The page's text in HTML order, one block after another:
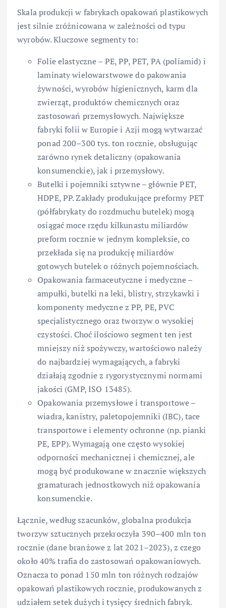
Skala produkcji w fabrykach opakowań plastikowych
jest silnie zróżnicowana w zależności od typu
wyrobów. Kluczowe segmenty to:
Folie elastyczne – PE, PP, PET, PA (poliamid) i
laminaty wielowarstwowe do pakowania
żywności, wyrobów higienicznych, karm dla
zwierząt, produktów chemicznych oraz
zastosowań przemysłowych. Największe
fabryki folii w Europie i Azji mogą wytwarzać
ponad 200–300 tys. ton rocznie, obsługując
zarówno rynek detaliczny (opakowania
konsumenckie), jak i przemysłowy.
Butelki i pojemniki sztywne – głównie PET,
HDPE, PP. Zakłady produkujące preformy PET
(półfabrykaty do rozdmuchu butelek) mogą
osiągać moce rzędu kilkunastu miliardów
preform rocznie w jednym kompleksie, co
przekłada się na produkcję miliardów
gotowych butelek o różnych pojemnościach.
Opakowania farmaceutyczne i medyczne –
ampułki, butelki na leki, blistry, strzykawki i
komponenty medyczne z PP, PE, PVC
specjalistycznego oraz tworzyw o wysokiej
czystości. Choć ilościowo segment ten jest
mniejszy niż spożywczy, wartościowo należy
do najbardziej wymagających, a fabryki
działają zgodnie z rygorystycznymi normami
jakości (GMP, ISO 13485).
Opakowania przemysłowe i transportowe –
wiadra, kanistry, paletopojemniki (IBC), tace
transportowe i elementy ochronne (np. pianki
PE, EPP). Wymagają one często wysokiej
odporności mechanicznej i chemicznej, ale
mogą być produkowane w znacznie większych
gramaturach jednostkowych niż opakowania
konsumenckie.
Łącznie, według szacunków, globalna produkcja
tworzyw sztucznych przekroczyła 390–400 mln ton
rocznie (dane branżowe z lat 2021–2023), z czego
około 40% trafia do zastosowań opakowaniowych.
Oznacza to ponad 150 mln ton różnych rodzajów
opakowań plastikowych rocznie, produkowanych z
udziałem setek dużych i tysięcy średnich fabryk.